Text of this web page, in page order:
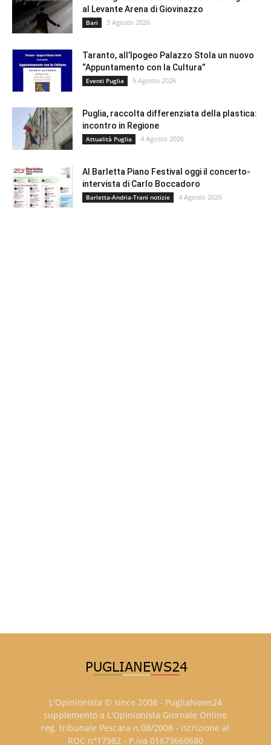
al Levante Arena di Giovinazzo
Bari 5 Agosto 2026
Taranto, all’Ipogeo Palazzo Stola un nuovo
“Appuntamento con la Cultura”
Eventi Puglia 5 Agosto 2026
Puglia, raccolta differenziata della plastica:
incontro in Regione
Attualità Puglia 4 Agosto 2026
Al Barletta Piano Festival oggi il concerto-
intervista di Carlo Boccadoro
Barletta-Andria-Trani notizie 4 Agosto 2026
L'Opinionista © since 2008 - PugliaNews24
supplemento a L'Opinionista Giornale Online
reg. tribunale Pescara n.08/2008 - iscrizione al
ROC n°17982 - P.iva 01873660680